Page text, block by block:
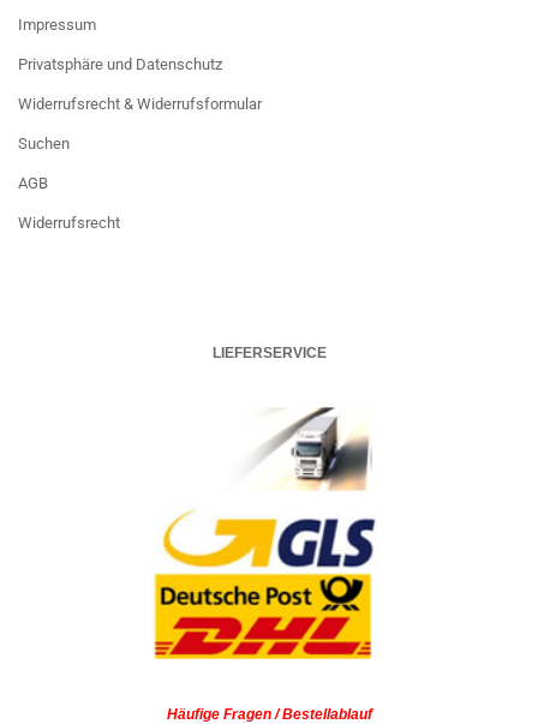
Impressum
Privatsphäre und Datenschutz
Widerrufsrecht & Widerrufsformular
Suchen
AGB
Widerrufsrecht
LIEFERSERVICE
Häufige Fragen / Bestellablauf